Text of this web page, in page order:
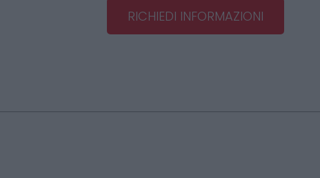
RICHIEDI INFORMAZIONI